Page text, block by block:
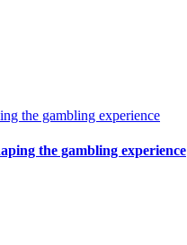
the gambling experience
the gambling experience